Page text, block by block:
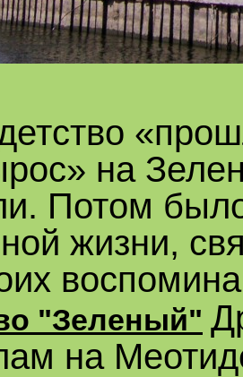
на
Потом
жизни,
"Зеленый"
на